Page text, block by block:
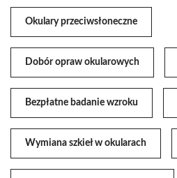
Okulary przeciwsłoneczne
Dobór opraw okularowych
Bezpłatne badanie wzroku
Wymiana szkieł w okularach